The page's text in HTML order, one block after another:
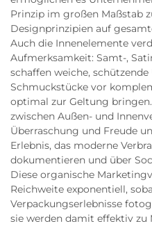
Prinzip im großen Maßstab
Designprinzipien auf
Auch die Innenelemente
Aufmerksamkeit: Samt-,
schaffen weiche,
Schmuckstücke vor
optimal zur Geltung
zwischen Außen- und
Überraschung und Freude
Erlebnis, das moderne
dokumentieren und über
Diese organische
Reichweite exponentiell,
Verpackungserlebnisse
sie werden damit effektiv zu